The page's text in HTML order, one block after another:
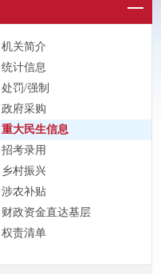
机关简介
统计信息
处罚/强制
政府采购
重大民生信息
招考录用
乡村振兴
涉农补贴
财政资金直达基层
权责清单